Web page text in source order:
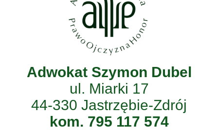
Adwokat Szymon Dubel
ul. Miarki 17
44-330 Jastrzębie-Zdrój
kom. 795 117 574